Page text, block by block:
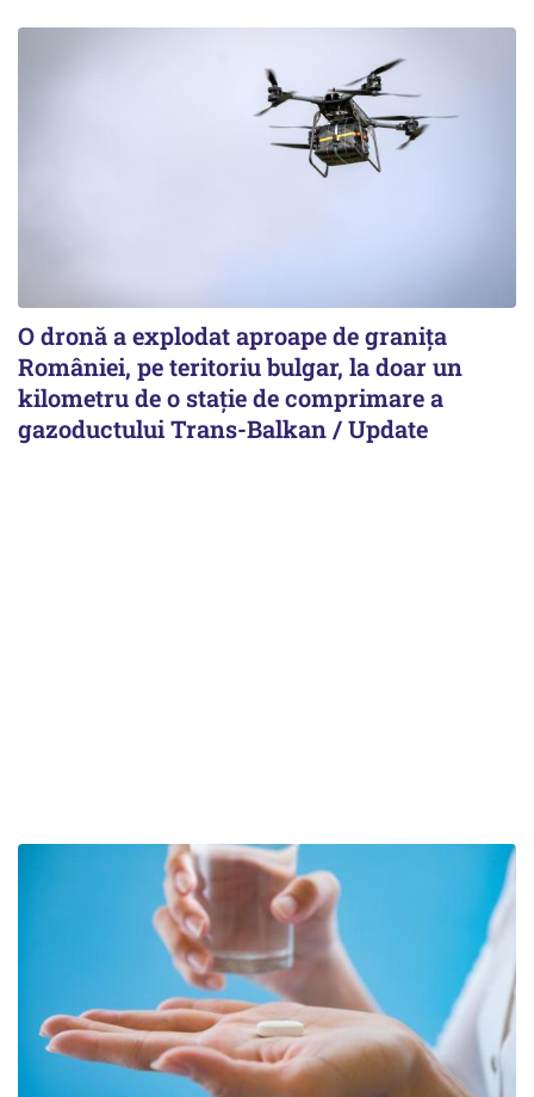
O dronă a explodat aproape de granița
României, pe teritoriu bulgar, la doar un
kilometru de o stație de comprimare a
gazoductului Trans-Balkan / Update